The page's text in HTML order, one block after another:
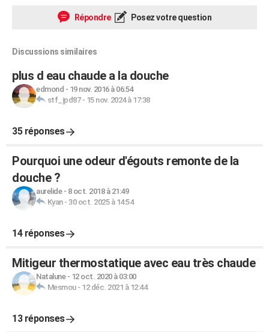
Répondre Posez votre question
Discussions similaires
plus d eau chaude a la douche
edmond - 19 nov. 2016 à 06:54
stf_jpd87- 15 nov. 2024 à 17:38
35 réponses
Pourquoi une odeur d'égouts remonte de la
douche ?
aurelide- 8 oct. 2018 à 21:49
Kyan- 30 oct. 2025 à 14:54
14 réponses
Mitigeur thermostatique avec eau très chaude
Natalune- 12 oct. 2020 à 03:00
Mesmou- 12 déc. 2021 à 12:44
13 réponses